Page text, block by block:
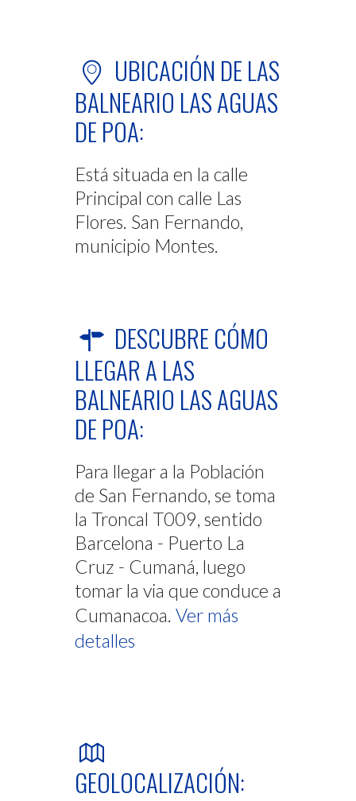
UBICACIÓN DE LAS
BALNEARIO LAS AGUAS
DE POA:
Está situada en la calle
Principal con calle Las
Flores. San Fernando,
municipio Montes.
DESCUBRE CÓMO
LLEGAR A LAS
BALNEARIO LAS AGUAS
DE POA:
Para llegar a la Población
de San Fernando, se toma
la Troncal T009, sentido
Barcelona - Puerto La
Cruz - Cumaná, luego
tomar la via que conduce a
Cumanacoa. Ver más
detalles
GEOLOCALIZACIÓN: